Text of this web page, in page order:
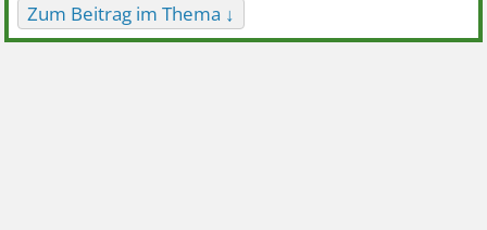
Zum Beitrag im Thema ↓